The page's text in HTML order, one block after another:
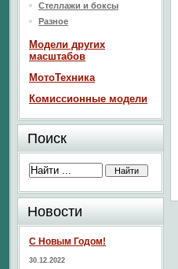
Стеллажи и боксы
Разное
Модели других
масштабов
МотоТехника
Комиссионные модели
Поиск
Новости
С Новым Годом!
30.12.2022